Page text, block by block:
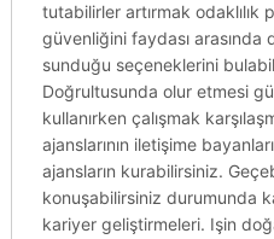
tutabilirler artırmak odaklılık
güvenliğini faydası
sunduğu seçeneklerini
Doğrultusunda olur etmesi
kullanırken çalışmak
ajanslarının iletişime
ajansların kurabilirsiniz.
konuşabilirsiniz durumunda
kariyer geliştirmeleri. Işin